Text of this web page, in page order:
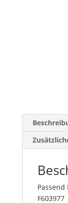
Passend
F603977